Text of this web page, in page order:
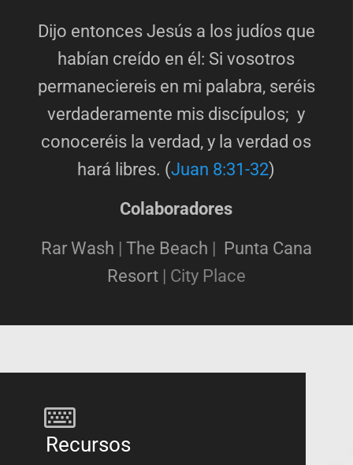
Dijo entonces Jesús a los judíos que
habían creído en él: Si vosotros
permaneciereis en mi palabra, seréis
verdaderamente mis discípulos; y
conoceréis la verdad, y la verdad os
hará libres. (Juan 8:31-32)
Colaboradores
Rar Wash | The Beach | Punta Cana
Resort| City Place
Recursos